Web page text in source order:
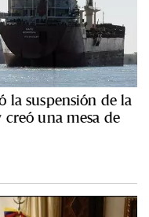
la suspensión de la
una mesa de